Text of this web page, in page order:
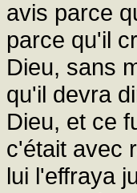
avis parce
parce qu'il
Dieu, sans
qu'il devra
Dieu, et ce
c'était avec
lui l'effraya